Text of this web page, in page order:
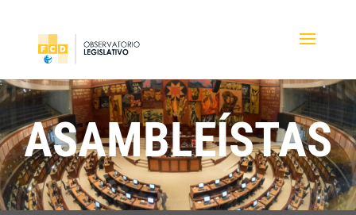
ASAMBLEÍSTAS